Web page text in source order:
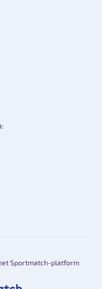
Sportmatch-platform